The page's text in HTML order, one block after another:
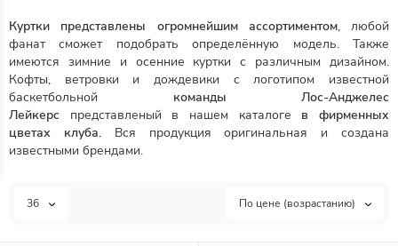
Куртки представлены огромнейшим ассортиментом, любой
фанат сможет подобрать определённую модель. Также
имеются зимние и осенние куртки с различным дизайном.
Кофты, ветровки и дождевики с логотипом известной
баскетбольной команды Лос-Анджелес
Лейкерс представленый в нашем каталоге в фирменных
цветах клуба. Вся продукция оригинальная и создана
известными брендами.
36 По цене (возрастанию)